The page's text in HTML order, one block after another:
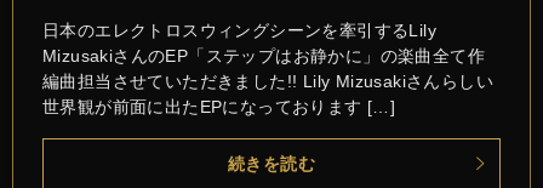
日本のエレクトロスウィングシーンを牽引するLily
MizusakiさんのEP「ステップはお静かに」の楽曲全て作
編曲担当させていただきました!! Lily Mizusakiさんらしい
世界観が前面に出たEPになっております […]
続きを読む